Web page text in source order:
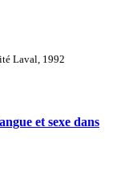
Laval, 1992
et sexe dans